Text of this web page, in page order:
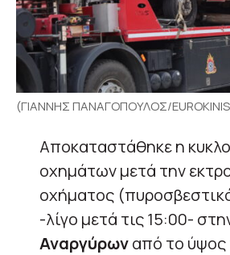
(ΓΙΑΝΝΗΣ ΠΑΝΑΓΟΠΟΥΛΟΣ/
Αποκαταστάθηκε η
οχημάτων μετά την
οχήματος
-λίγο μετά τις 15:00-
Αναργύρωναπό το ύψος